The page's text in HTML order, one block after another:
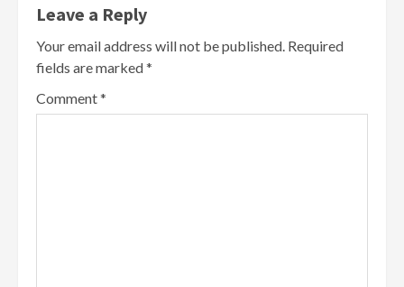
Leave a Reply
Your email address will not be published. Required
fields are marked*
Comment*